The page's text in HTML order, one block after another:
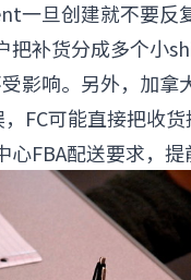
一旦创建就不要反
把补货分成多个小
影响。另外，加拿
FC可能直接把收
心FBA配送要求，